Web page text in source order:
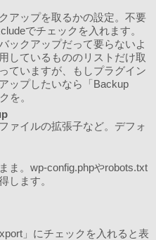
アップを取るかの設定。不要
でチェックを入れます。
ックアップだって要らないよ
しているもののリストだけ取
ていますが、もしプラグイン
ップしたいなら「Backup
を。
ァイルの拡張子など。デフォ
ま。wp-config.phpやrobots.txt
します。
」にチェックを入れると表